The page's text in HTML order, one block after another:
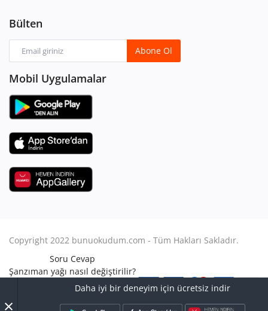
Daha iyi bir deneyim için ücretsiz indir
Bülten
Abone Ol
Mobil Uygulamalar
Copyright 2022 bunuokudum.com - Tüm Hakları Sakladır.
Soru Cevap
Şanzıman yağı nasıl değiştirilir?
Aile Hukuku
Avukat Nasıl Olunur?
Turbo arızası nasıl anlaşılır?